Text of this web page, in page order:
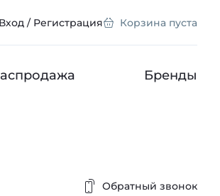
Вход / Регистрация Корзина пуста
Бренды
Обратный звонок